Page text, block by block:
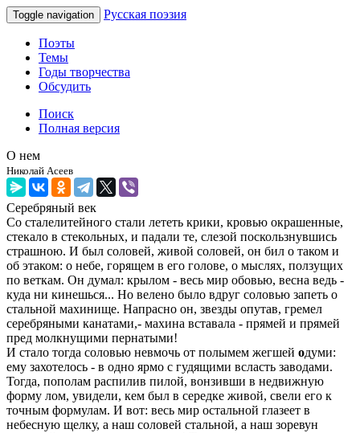
Toggle navigation Русская поэзия
Поэты
Темы
Годы творчества
Обсудить
Поиск
Полная версия
О нем
Николай Асеев
Серебряный век
Со сталелитейного стали лететь крики, кровью окрашенные,
стекало в стекольных, и падали те, слезой поскользнувшись
страшною. И был соловей, живой соловей, он бил о таком и
об этаком: о небе, горящем в его голове, о мыслях, ползущих
по веткам. Он думал: крылом - весь мир обовью, весна ведь -
куда ни кинешься... Но велено было вдруг соловью запеть о
стальной махинище. Напрасно он, звезды опутав, гремел
серебряными канатами,- махина вставала - прямей и прямей
пред молкнущими пернатыми!
И стало тогда соловью невмочь от полымем жегшей одуми:
ему захотелось - в одно ярмо с гудящими всласть заводами.
Тогда, пополам распилив пилой, вонзивши в недвижную
форму лом, увидели, кем был в середке живой, свели его к
точным формулам. И вот: весь мир остальной глазеет в
небесную щелку, а наш соловей стальной, а наш зоревун